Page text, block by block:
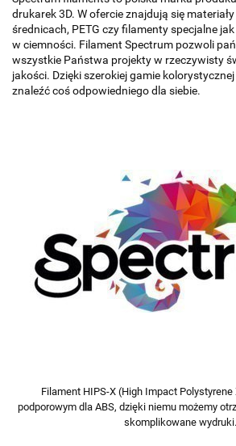
drukarek 3D. W ofercie znajdują się
średnicach, PETG czy filamenty specjalne
w ciemności. Filament Spectrum pozwoli
wszystkie Państwa projekty w rzeczywisty
jakości. Dzięki szerokiej gamie
znaleźć coś odpowiedniego dla siebie.
Filament HIPS-X (High Impact
podporowym dla ABS, dzięki niemu możemy
skomplikowane wydruki.